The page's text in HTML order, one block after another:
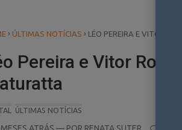
› ÚLTIMAS NOTÍCIAS › LÉO PEREIRA E VITOR
Pereira e Vitor
ÚLTIMAS NOTÍCIAS